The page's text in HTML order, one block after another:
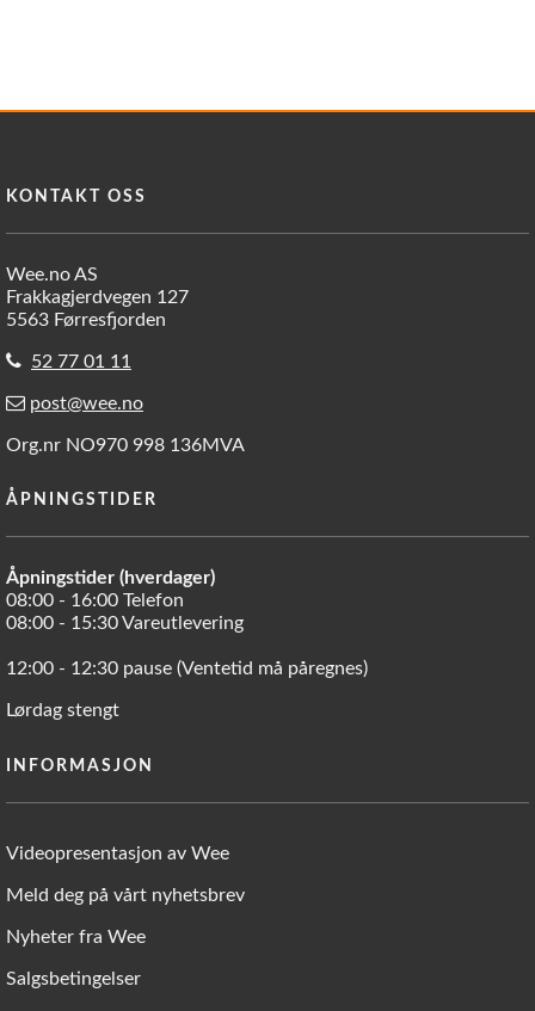
KONTAKT OSS
Wee.no AS
Frakkagjerdvegen 127
5563 Førresfjorden
52 77 01 11
post@wee.no
Org.nr NO970 998 136MVA
ÅPNINGSTIDER
Åpningstider (hverdager)
08:00 - 16:00 Telefon
08:00 - 15:30 Vareutlevering
12:00 - 12:30 pause (Ventetid må påregnes)
Lørdag stengt
INFORMASJON
Videopresentasjon av Wee
Meld deg på vårt nyhetsbrev
Nyheter fra Wee
Salgsbetingelser